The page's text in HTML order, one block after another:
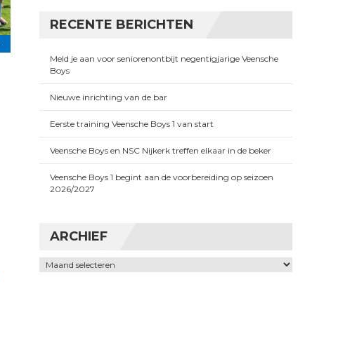
RECENTE BERICHTEN
Meld je aan voor seniorenontbijt negentigjarige Veensche
Boys
Nieuwe inrichting van de bar
Eerste training Veensche Boys 1 van start
Veensche Boys en NSC Nijkerk treffen elkaar in de beker
Veensche Boys 1 begint aan de voorbereiding op seizoen
2026/2027
ARCHIEF
Archief